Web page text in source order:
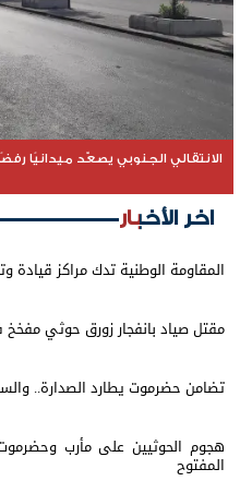
الانتقالي الجنوبي يصعّد ميدانيًا
اخر الأخبار
المقاومة الوطنية تدك مراكز قيادة
مقتل صياد بانفجار زورق حوثي مفخخ
تضامن حضرموت يطارد الصدارة..
هجوم الحوثيين على مأرب
المفتوح